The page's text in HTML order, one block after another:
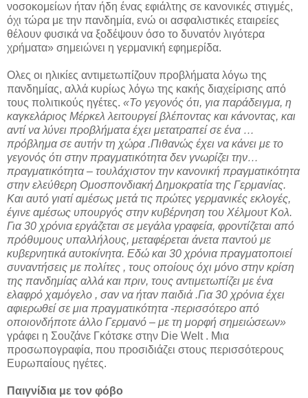
νοσοκομείων ήταν ήδη ένας εφιάλτης σε κανονικές στιγμές,
όχι τώρα με την πανδημία, ενώ οι ασφαλιστικές εταιρείες
θέλουν φυσικά να ξοδέψουν όσο το δυνατόν λιγότερα
χρήματα» σημειώνει η γερμανική εφημερίδα.
Ολες οι ηλικίες αντιμετωπίζουν προβλήματα λόγω της
πανδημίας, αλλά κυρίως λόγω της κακής διαχείρισης από
τους πολιτικούς ηγέτες. «Το γεγονός ότι, για παράδειγμα, η
καγκελάριος Μέρκελ λειτουργεί βλέποντας και κάνοντας, και
αντί να λύνει προβλήματα έχει μετατραπεί σε ένα …
πρόβλημα σε αυτήν τη χώρα .Πιθανώς έχει να κάνει με το
γεγονός ότι στην πραγματικότητα δεν γνωρίζει την…
πραγματικότητα – τουλάχιστον την κανονική πραγματικότητα
στην ελεύθερη Ομοσπονδιακή Δημοκρατία της Γερμανίας.
Και αυτό γιατί αμέσως μετά τις πρώτες γερμανικές εκλογές,
έγινε αμέσως υπουργός στην κυβέρνηση του Χέλμουτ Κολ.
Για 30 χρόνια εργάζεται σε μεγάλα γραφεία, φροντίζεται από
πρόθυμους υπαλλήλους, μεταφέρεται άνετα παντού με
κυβερνητικά αυτοκίνητα. Εδώ και 30 χρόνια πραγματοποιεί
συναντήσεις με πολίτες , τους οποίους όχι μόνο στην κρίση
της πανδημίας αλλά και πριν, τους αντιμετωπίζει με ένα
ελαφρό χαμόγελο , σαν να ήταν παιδιά .Για 30 χρόνια έχει
αφιερωθεί σε μια πραγματικότητα -περισσότερο από
οποιονδήποτε άλλο Γερμανό – με τη μορφή σημειώσεων»
γράφει η Σουζάνε Γκότσκε στην Die Welt . Μια
προσωπογραφία, που προσιδιάζει στους περισσότερους
Ευρωπαίους ηγέτες.
Παιγνίδια με τον φόβο